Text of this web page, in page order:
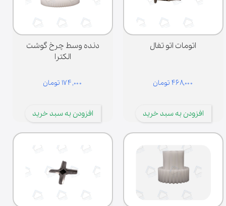
اتومات اتو تفال
۴۶۸,۰۰۰ تومان
افزودن به سبد خرید
دنده وسط چرخ گوشت
الکترا
۱۷۴,۰۰۰ تومان
افزودن به سبد خرید